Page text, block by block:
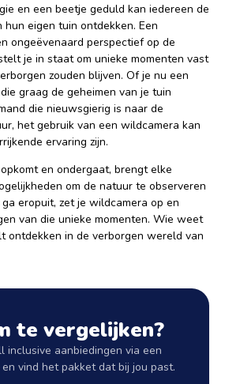
en een beetje geduld kan iedereen de
eigen tuin ontdekken. Een
ongeëvenaard perspectief op de
je in staat om unieke momenten vast
zouden blijven. Of je nu een
graag de geheimen van je tuin
die nieuwsgierig is naar de
het gebruik van een wildcamera kan
ervaring zijn.
en ondergaat, brengt elke
om de natuur te observeren
eropuit, zet je wildcamera op en
van die unieke momenten. Wie weet
ontdekken in de verborgen wereld van
te vergelijken?
inclusive aanbiedingen via een
vind het pakket dat bij jou past.